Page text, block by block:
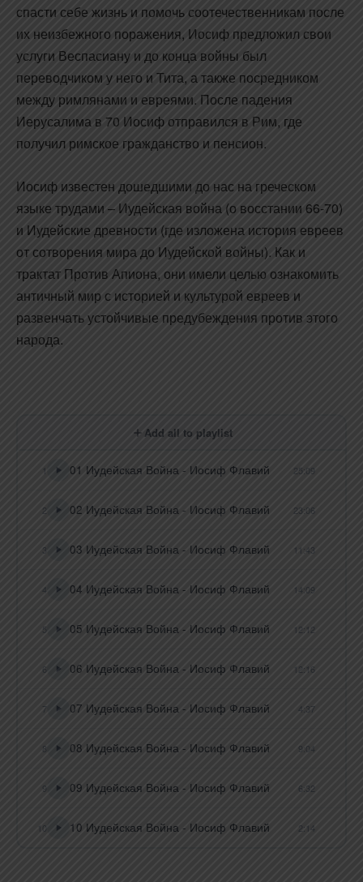
спасти себе жизнь и помочь соотечественникам после
их неизбежного поражения, Иосиф предложил свои
услуги Веспасиану и до конца войны был
переводчиком у него и Тита, а также посредником
между римлянами и евреями. После падения
Иерусалима в 70 Иосиф отправился в Рим, где
получил римское гражданство и пенсион.
Иосиф известен дошедшими до нас на греческом
языке трудами – Иудейская война (о восстании 66-70)
и Иудейские древности (где изложена история евреев
от сотворения мира до Иудейской войны). Как и
трактат Против Апиона, они имели целью ознакомить
античный мир с историей и культурой евреев и
развенчать устойчивые предубеждения против этого
народа.
Add all to playlist
1 01 Иудейская Война - Иосиф Флавий 25:09
2 02 Иудейская Война - Иосиф Флавий 23:06
3 03 Иудейская Война - Иосиф Флавий 11:43
4 04 Иудейская Война - Иосиф Флавий 14:09
5 05 Иудейская Война - Иосиф Флавий 12:12
6 06 Иудейская Война - Иосиф Флавий 12:16
7 07 Иудейская Война - Иосиф Флавий 4:37
8 08 Иудейская Война - Иосиф Флавий 9:04
9 09 Иудейская Война - Иосиф Флавий 6:32
10 10 Иудейская Война - Иосиф Флавий 2:14